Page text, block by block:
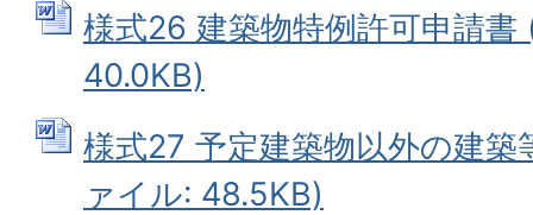
様式26 建築物特例許可申請
40.0KB)
様式27 予定建築物以外の建
ァイル: 48.5KB)